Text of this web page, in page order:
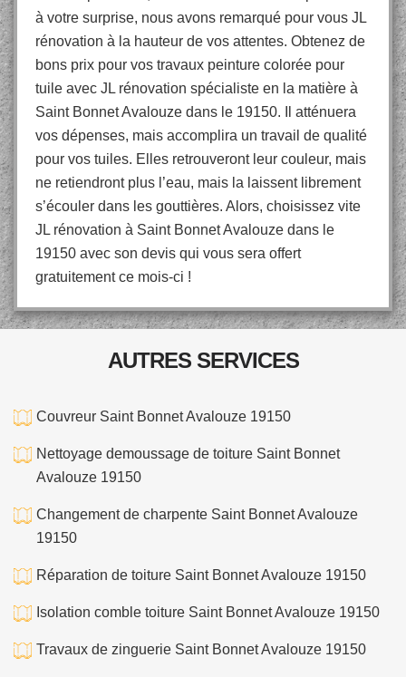
à votre surprise, nous avons remarqué pour vous JL
rénovation à la hauteur de vos attentes. Obtenez de
bons prix pour vos travaux peinture colorée pour
tuile avec JL rénovation spécialiste en la matière à
Saint Bonnet Avalouze dans le 19150. Il atténuera
vos dépenses, mais accomplira un travail de qualité
pour vos tuiles. Elles retrouveront leur couleur, mais
ne retiendront plus l’eau, mais la laissent librement
s’écouler dans les gouttières. Alors, choisissez vite
JL rénovation à Saint Bonnet Avalouze dans le
19150 avec son devis qui vous sera offert
gratuitement ce mois-ci !
AUTRES SERVICES
Couvreur Saint Bonnet Avalouze 19150
Nettoyage demoussage de toiture Saint Bonnet
Avalouze 19150
Changement de charpente Saint Bonnet Avalouze
19150
Réparation de toiture Saint Bonnet Avalouze 19150
Isolation comble toiture Saint Bonnet Avalouze 19150
Travaux de zinguerie Saint Bonnet Avalouze 19150